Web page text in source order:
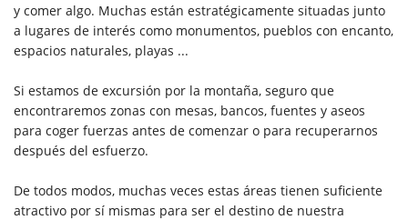
y comer algo. Muchas están estratégicamente situadas junto
a lugares de interés como monumentos, pueblos con encanto,
espacios naturales, playas ...
Si estamos de excursión por la montaña, seguro que
encontraremos zonas con mesas, bancos, fuentes y aseos
para coger fuerzas antes de comenzar o para recuperarnos
después del esfuerzo.
De todos modos, muchas veces estas áreas tienen suficiente
atractivo por sí mismas para ser el destino de nuestra